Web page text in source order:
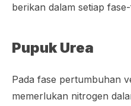
berikan dalam setiap
Pupuk Urea
Pada fase pertumbuhan
memerlukan nitrogen